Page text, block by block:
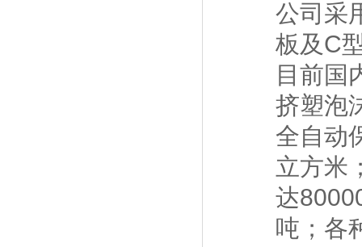
公司采
板及 C
目前国
挤塑泡
全自动
立方米
达
吨；各